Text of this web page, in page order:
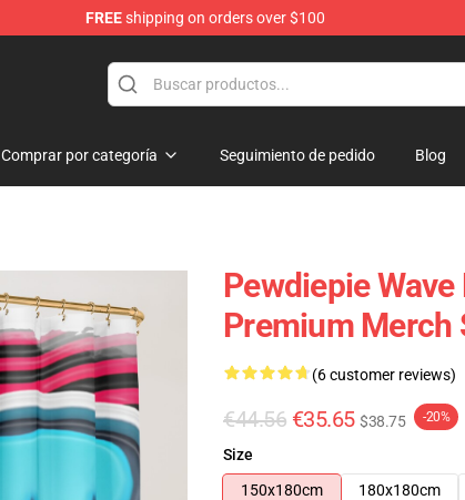
FREEshipping on orders over $100
Comprar por categoría Seguimiento de pedido Blog
Pewdiepie
Premium Merch
(6 customer reviews)
€44.56 €35.65 $38.75 -20%
Size
150x180cm
180x180cm